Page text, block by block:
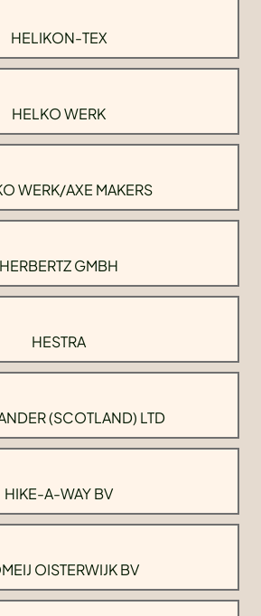
HELIKON-TEX
HELKO WERK
WERK/AXE MAKERS
HERBERTZ GMBH
HESTRA
(SCOTLAND) LTD
HIKE-A-WAY BV
OISTERWIJK BV